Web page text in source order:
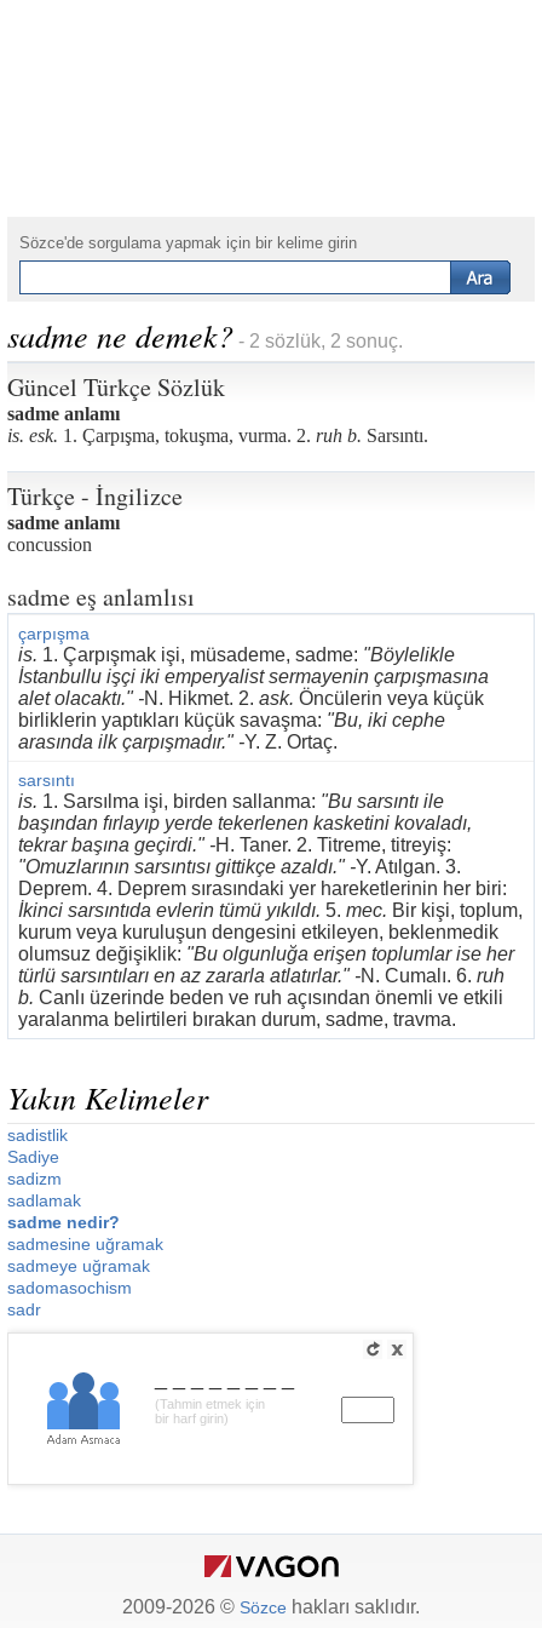
Sözce'de sorgulama yapmak için bir kelime girin
sadme ne demek? - 2 sözlük, 2 sonuç.
Güncel Türkçe Sözlük
sadme anlamı
is. esk. 1. Çarpışma, tokuşma, vurma. 2. ruh b. Sarsıntı.
Türkçe - İngilizce
sadme anlamı
concussion
sadme eş anlamlısı
çarpışma
is. 1. Çarpışmak işi, müsademe, sadme: "Böylelikle
İstanbullu işçi iki emperyalist sermayenin çarpışmasına
alet olacaktı." -N. Hikmet. 2. ask. Öncülerin veya küçük
birliklerin yaptıkları küçük savaşma: "Bu, iki cephe
arasında ilk çarpışmadır." -Y. Z. Ortaç.
sarsıntı
is. 1. Sarsılma işi, birden sallanma: "Bu sarsıntı ile
başından fırlayıp yerde tekerlenen kasketini kovaladı,
tekrar başına geçirdi." -H. Taner. 2. Titreme, titreyiş:
"Omuzlarının sarsıntısı gittikçe azaldı." -Y. Atılgan. 3.
Deprem. 4. Deprem sırasındaki yer hareketlerinin her biri:
İkinci sarsıntıda evlerin tümü yıkıldı. 5. mec. Bir kişi, toplum,
kurum veya kuruluşun dengesini etkileyen, beklenmedik
olumsuz değişiklik: "Bu olgunluğa erişen toplumlar ise her
türlü sarsıntıları en az zararla atlatırlar." -N. Cumalı. 6. ruh
b. Canlı üzerinde beden ve ruh açısından önemli ve etkili
yaralanma belirtileri bırakan durum, sadme, travma.
Yakın Kelimeler
sadistlik
Sadiye
sadizm
sadlamak
sadme nedir?
sadmesine uğramak
sadmeye uğramak
sadomasochism
sadr
(Tahmin etmek için
bir harf girin)
2009-2026 © Sözce hakları saklıdır.